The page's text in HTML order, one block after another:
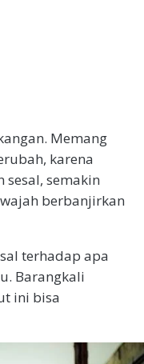
Memang
karena
semakin
berbanjirkan
terhadap apa
Barangkali
ini bisa